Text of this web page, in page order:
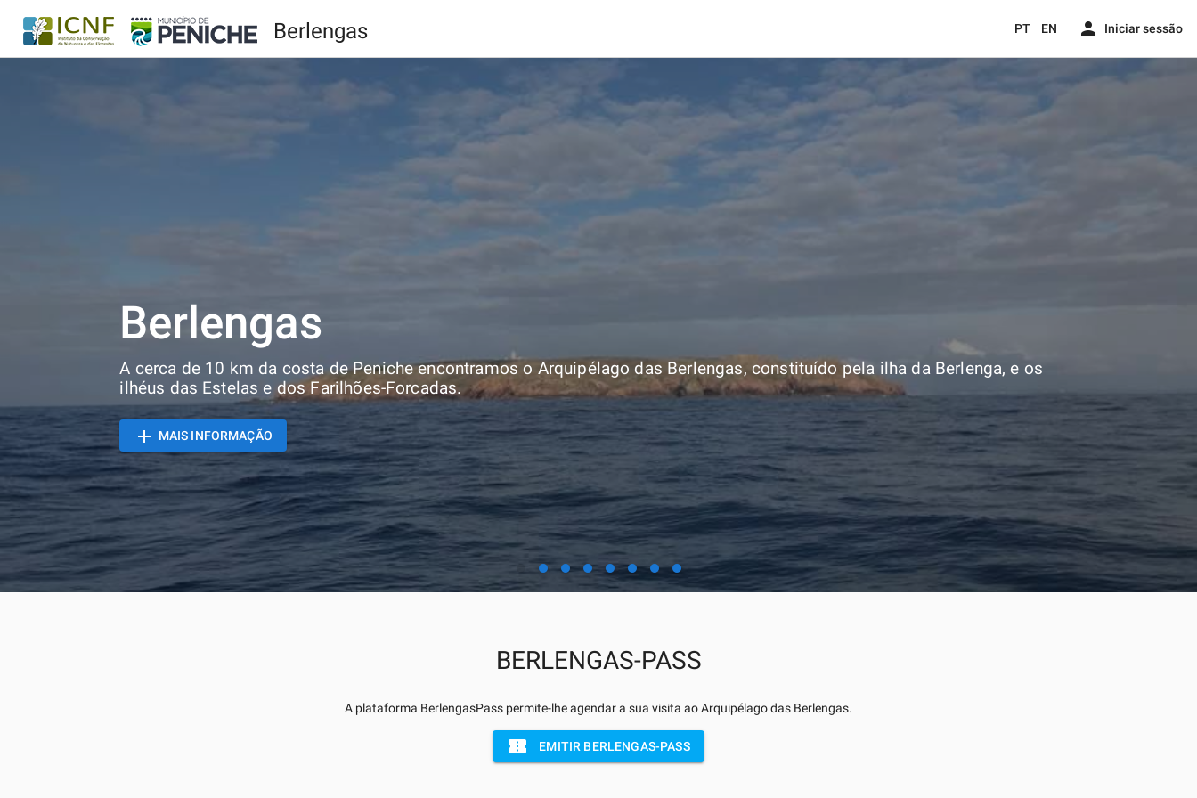
Berlengas PT EN person Iniciar sessão
Berlengas
A cerca de 10 km da costa de Peniche encontramos o Arquipélago das Berlengas, constituído pela ilha da Berlenga, e os
ilhéus das Estelas e dos Farilhões-Forcadas.
add MAIS INFORMAÇÃO
BERLENGAS-PASS
A plataforma BerlengasPass permite-lhe agendar a sua visita ao Arquipélago das Berlengas.
confirmation_number EMITIR BERLENGAS-PASS